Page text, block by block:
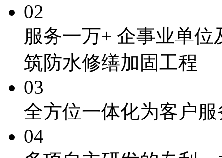
02
服务一万+ 企事业单位
筑防水修缮加固工程
03
全方位一体化为客户服
04